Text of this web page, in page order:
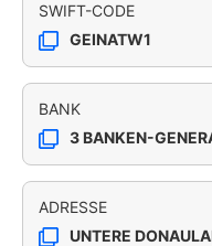
SWIFT-CODE
GEINATW1
BANK
3 BANKEN-
ADRESSE
UNTERE